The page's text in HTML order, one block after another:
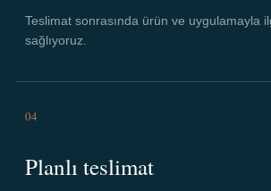
Teslimat sonrasında ürün ve uygulamayla
sağlıyoruz.
04
Planlı teslimat